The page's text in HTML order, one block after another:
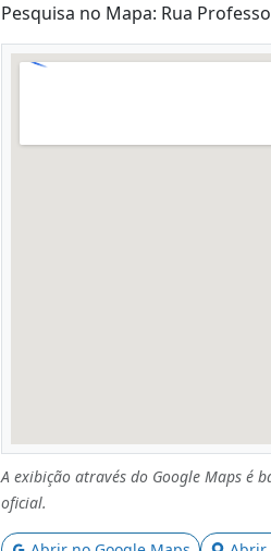
Pesquisa no Mapa: Rua
A exibição através do Google Maps é
oficial.